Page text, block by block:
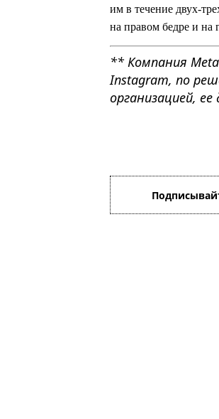
им в течение двух-
на правом бедре и на
** Компания
Instagram, по
организацией,